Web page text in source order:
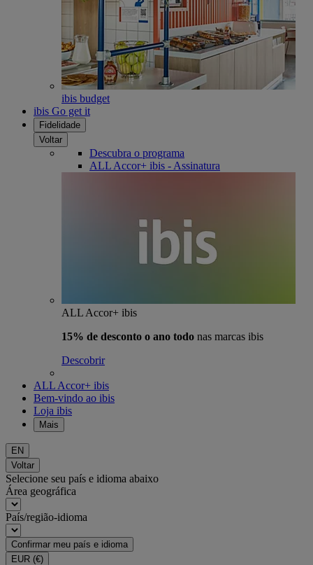
ibis budget
ibis Go get it
Fidelidade
Voltar
Descubra o programa
ALL Accor+ ibis - Assinatura
ALL Accor+ ibis
15% de desconto o ano todo nas marcas ibis
Descobrir
ALL Accor+ ibis
Bem-vindo ao ibis
Loja ibis
Mais
EN
Voltar
Selecione seu país e idioma abaixo
Área geográfica
País/região-idioma
Confirmar meu país e idioma
EUR (€)